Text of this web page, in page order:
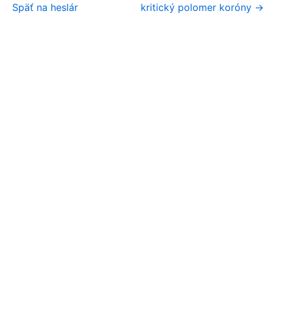
Späť na heslár kritický polomer koróny →